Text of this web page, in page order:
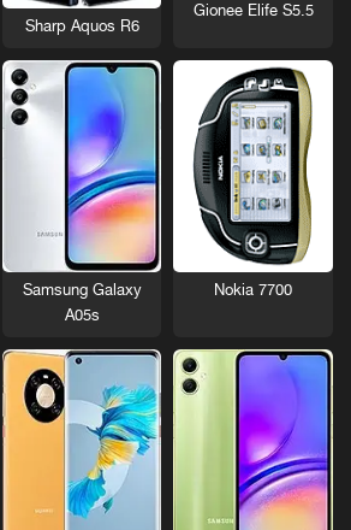
Gionee Elife S5.5
Sharp Aquos R6
Nokia 7700
Samsung Galaxy
A05s